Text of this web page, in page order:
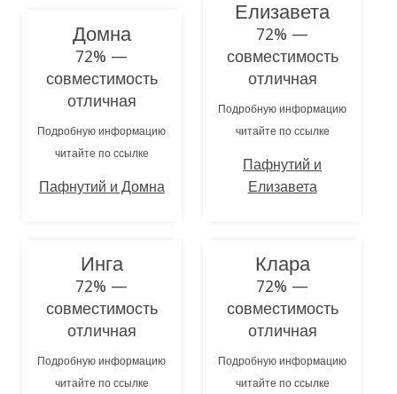
Домна
72% —
совместимость
отличная
Подробную информацию
читайте по ссылке
Пафнутий и Домна
Елизавета
72% —
совместимость
отличная
Подробную информацию
читайте по ссылке
Пафнутий и
Елизавета
Инга
72% —
совместимость
отличная
Подробную информацию
читайте по ссылке
Клара
72% —
совместимость
отличная
Подробную информацию
читайте по ссылке